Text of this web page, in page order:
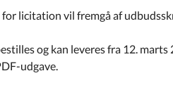
licitation vil fremgå af
og kan leveres fra 12.
udgave.